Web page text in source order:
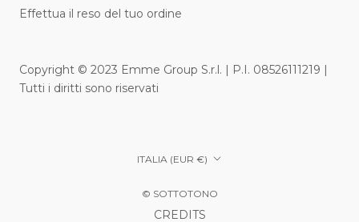
Effettua il reso del tuo ordine
Copyright © 2023 Emme Group S.r.l. | P.I. 08526111219 |
Tutti i diritti sono riservati
Paese/Area
ITALIA (EUR €)
© SOTTOTONO
CREDITS